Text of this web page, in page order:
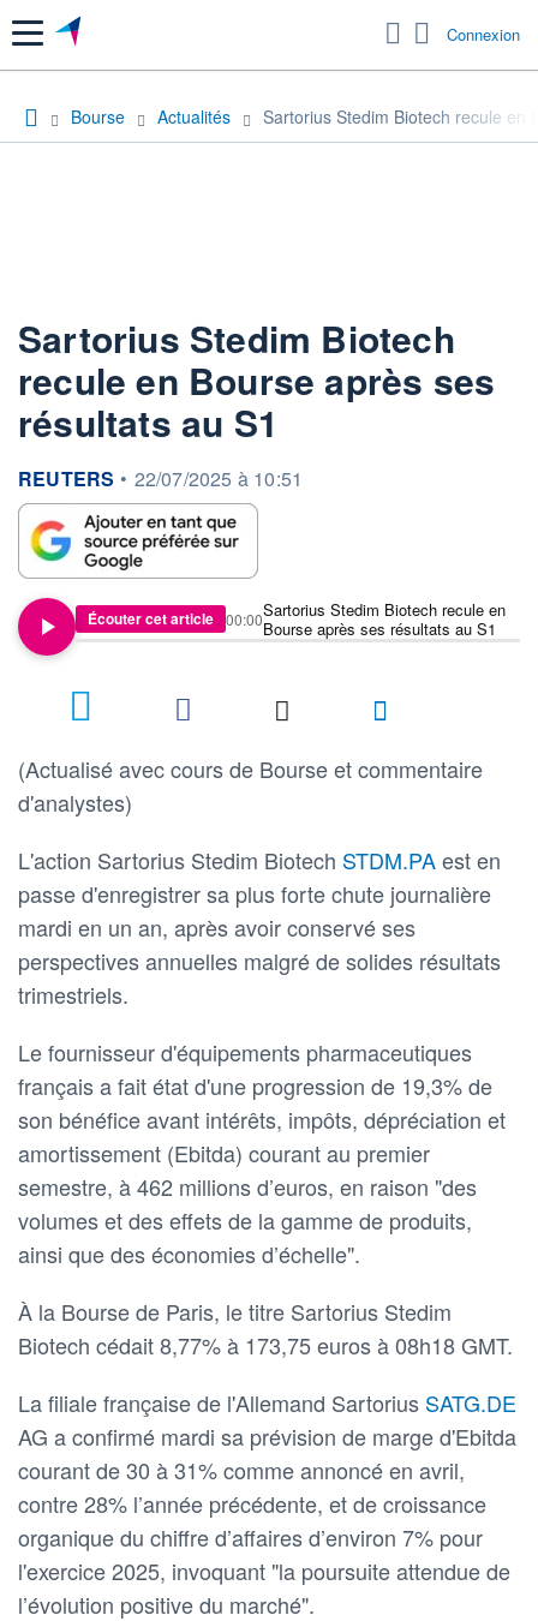
Menu Connexion
Bourse Actualités Sartorius Stedim Biotech recule en
Sartorius Stedim Biotech
recule en Bourse après ses
résultats au S1
information fournie par
REUTERS • 22/07/2025 à 10:51
Écouter cet article
Sartorius Stedim Biotech recule en
Bourse après ses résultats au S1
00:00
(Actualisé avec cours de Bourse et commentaire
d'analystes)
L'action Sartorius Stedim Biotech STDM.PAest en
passe d'enregistrer sa plus forte chute journalière
mardi en un an, après avoir conservé ses
perspectives annuelles malgré de solides résultats
trimestriels.
Le fournisseur d'équipements pharmaceutiques
français a fait état d'une progression de 19,3% de
son bénéfice avant intérêts, impôts, dépréciation et
amortissement (Ebitda) courant au premier
semestre, à 462 millions d’euros, en raison "des
volumes et des effets de la gamme de produits,
ainsi que des économies d’échelle".
À la Bourse de Paris, le titre Sartorius Stedim
Biotech cédait 8,77% à 173,75 euros à 08h18 GMT.
La filiale française de l'Allemand Sartorius SATG.DE
AG a confirmé mardi sa prévision de marge d'Ebitda
courant de 30 à 31% comme annoncé en avril,
contre 28% l’année précédente, et de croissance
organique du chiffre d’affaires d’environ 7% pour
l'exercice 2025, invoquant "la poursuite attendue de
l’évolution positive du marché".